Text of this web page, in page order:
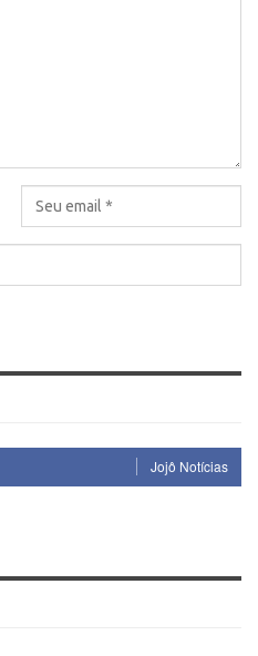
Jojô Notícias